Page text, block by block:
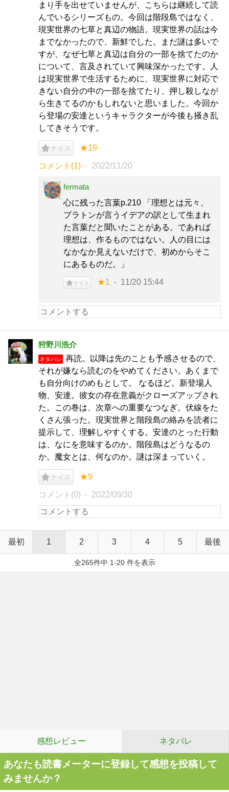
まり手を出せていませんが、こちらは継続して読
んでいるシリーズもの。今回は階段島ではなく、
現実世界の七草と真辺の物語。現実世界の話は今
までなかったので、新鮮でした。まだ謎は多いで
すが、なぜ七草と真辺は自分の一部を捨てたのか
について、言及されていて興味深かったです。人
は現実世界で生活するために、現実世界に対応で
きない自分の中の一部を捨てたり、押し殺しなが
ら生きてるのかもしれないと思いました。今回か
ら登場の安達というキャラクターが今後も掻き乱
してきそうです。
ナイス ★19
コメント(1) 2022/11/20
fermata
心に残った言葉p.210 「理想とは元々、
プラトンが言うイデアの訳として生まれ
た言葉だと聞いたことがある。であれば
理想は、作るものではない。人の目には
なかなか見えないだけで、初めからそこ
にあるものだ。」
ナイス ★1 11/20 15:44
狩野川浩介
ネタバレ
再読。以降は先のことも予感させるので、
それが嫌なら読むのをやめてください。あくまで
も自分向けのめもとして。 なるほど。新登場人
物、安達。彼女の存在意義がクローズアップされ
た。この巻は、次章への重要なつなぎ。伏線をた
くさん張った。現実世界と階段島の絡みを読者に
提示して、理解しやすくする。安達のとった行動
は、なにを意味するのか。階段島はどうなるの
か。魔女とは、何なのか。謎は深まっていく。
ナイス ★9
コメント(0) 2022/09/30
最初 1 2 3 4 5 最後
全265件中 1-20 件を表示
感想レビュー ネタバレ
あなたも読書メーターに登録して感想を投稿して
みませんか？